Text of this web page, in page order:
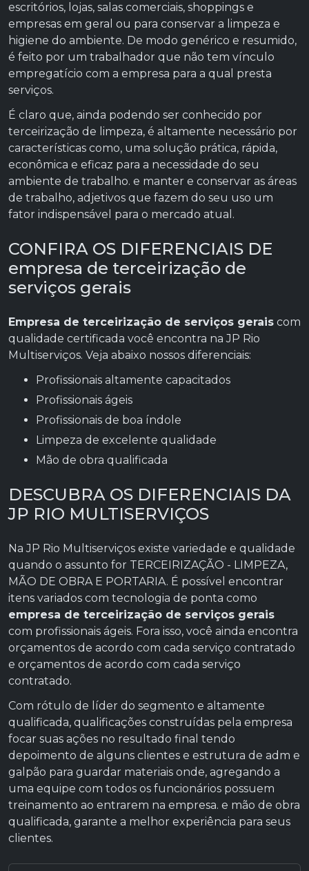
escritórios, lojas, salas comerciais, shoppings e
empresas em geral ou para conservar a limpeza e
higiene do ambiente. De modo genérico e resumido,
é feito por um trabalhador que não tem vínculo
empregatício com a empresa para a qual presta
serviços.
É claro que, ainda podendo ser conhecido por
terceirização de limpeza, é altamente necessário por
características como, uma solução prática, rápida,
econômica e eficaz para a necessidade do seu
ambiente de trabalho. e manter e conservar as áreas
de trabalho, adjetivos que fazem do seu uso um
fator indispensável para o mercado atual.
CONFIRA OS DIFERENCIAIS DE
empresa de terceirização de
serviços gerais
Empresa de terceirização de serviços gerais com
qualidade certificada você encontra na JP Rio
Multiserviços. Veja abaixo nossos diferenciais:
profissionais altamente capacitados
profissionais ágeis
profissionais de boa índole
limpeza de excelente qualidade
mão de obra qualificada
DESCUBRA OS DIFERENCIAIS DA
JP RIO MULTISERVIÇOS
Na JP Rio Multiserviços existe variedade e qualidade
quando o assunto for TERCEIRIZAÇÃO - LIMPEZA,
MÃO DE OBRA E PORTARIA. É possível encontrar
itens variados com tecnologia de ponta como
empresa de terceirização de serviços gerais
com profissionais ágeis. Fora isso, você ainda encontra
orçamentos de acordo com cada serviço contratado
e orçamentos de acordo com cada serviço
contratado.
Com rótulo de líder do segmento e altamente
qualificada, qualificações construídas pela empresa
focar suas ações no resultado final tendo
depoimento de alguns clientes e estrutura de adm e
galpão para guardar materiais onde, agregando a
uma equipe com todos os funcionários possuem
treinamento ao entrarem na empresa. e mão de obra
qualificada, garante a melhor experiência para seus
clientes.